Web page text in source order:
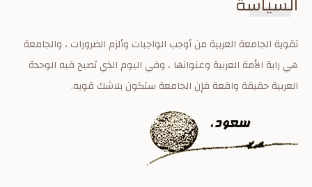
تقوية الجامعة العربية من أوجب الواجبات وألزم الضرورات ، والجامعة
هي راية الأمة العربية وعنوانها ، وفي اليوم الذي تصبح فيه الوحدة
العربية حقيقة واقعة فإن الجامعة ستكون بلاشك قويه.